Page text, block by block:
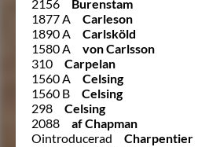
2156
Burenstam
1877 A
Carleson
1890 A
Carlsköld
1580 A
von Carlsson
310
Carpelan
1560 A
Celsing
1560 B
Celsing
298
Celsing
2088
af Chapman
Ointroducerad
Charpentier